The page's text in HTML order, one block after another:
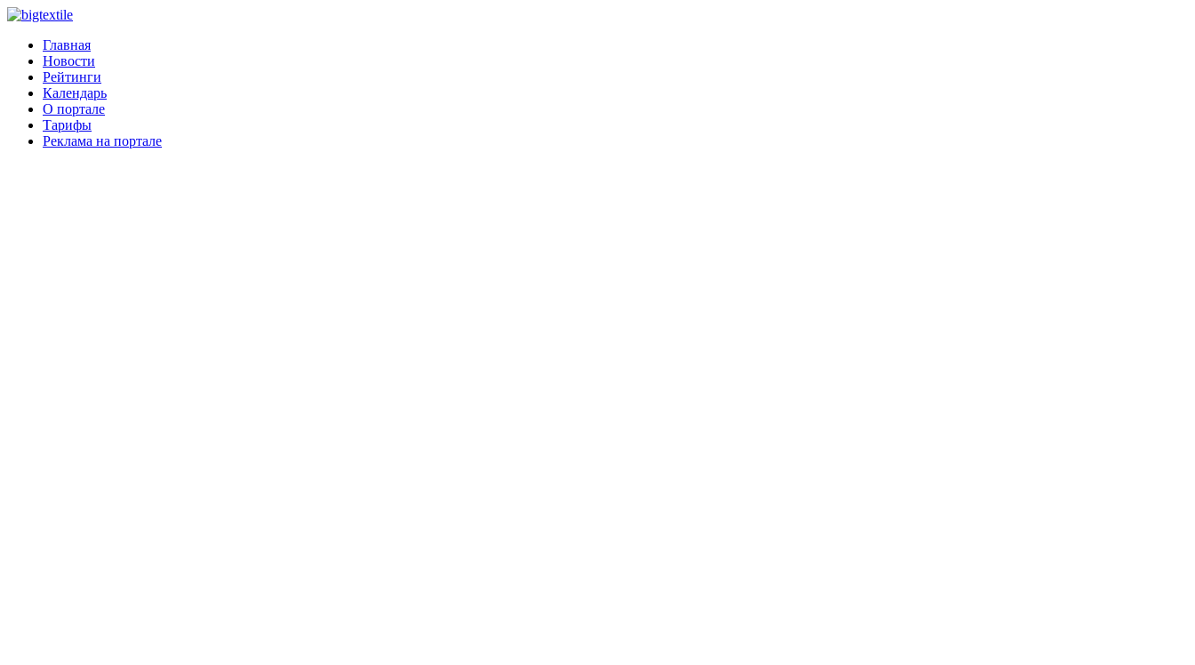
Главная
Новости
Рейтинги
Календарь
О портале
Тарифы
Реклама на портале